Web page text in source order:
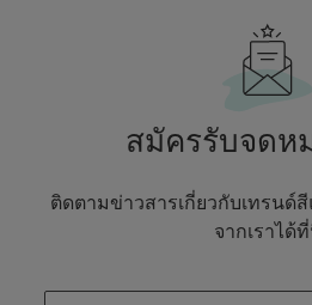
สมัครรับจดห
ติดตามข่าวสารเกี่ยวกับเทรนด์
จากเราได้